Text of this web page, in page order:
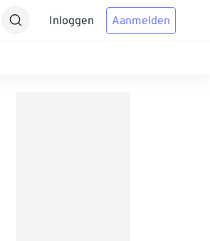
Inloggen Aanmelden